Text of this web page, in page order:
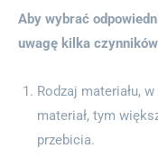
Aby wybrać
uwagę kilka
Rodzaj materiału,
materiał, tym
przebicia.